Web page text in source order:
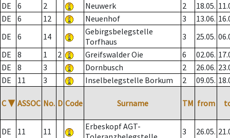
DE
6 2 Neuwerk 2 18.05.
DE
6 12 Neuenhof 3 13.06.
DE
6 14
Gebirgsbelegstelle
Torfhaus
3 25.05.
DE
8 1 2 Greifswalder Oie 6 02.06.
DE
8 3 Dornbusch 2 26.06.
DE
11 3 Inselbelegstelle Borkum 2 09.05.
C ▼ ASSOC No. D Code Surname TM from
DE 11 11
Erbeskopf AGT-
3 26.05.